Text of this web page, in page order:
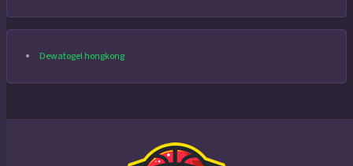
Dewatogel hongkong